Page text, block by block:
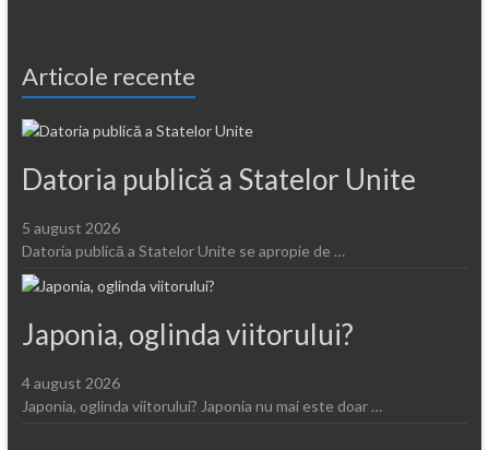
Articole recente
Datoria publică a Statelor Unite
5 august 2026
Datoria publică a Statelor Unite se apropie de …
Japonia, oglinda viitorului?
4 august 2026
Japonia, oglinda viitorului? Japonia nu mai este doar …